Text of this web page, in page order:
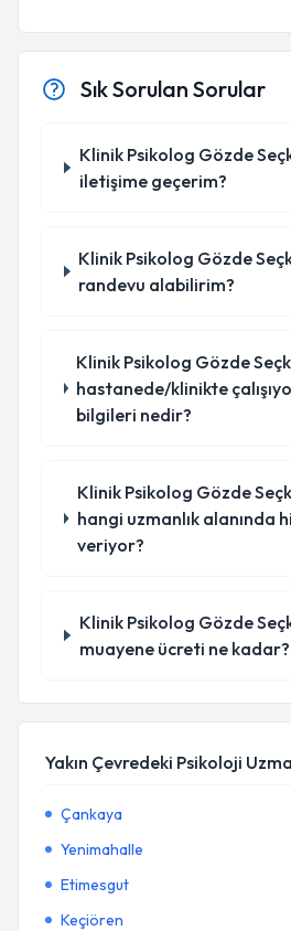
Sık Sorulan Sorular
Klinik Psikolog Gözde
iletişime geçerim?
Klinik Psikolog Gözde
randevu alabilirim?
Klinik Psikolog Gözde
hastanede/klinikte
bilgileri nedir?
Klinik Psikolog Gözde
hangi uzmanlık alanında
veriyor?
Klinik Psikolog Gözde
muayene ücreti ne kadar?
Yakın Çevredeki Psikoloji
Çankaya
Yenimahalle
Etimesgut
Keçiören